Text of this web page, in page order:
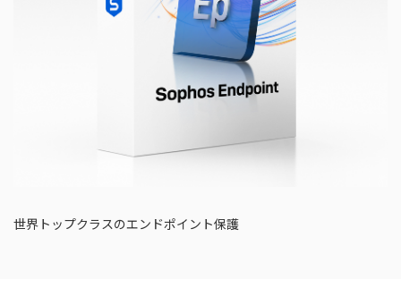
世界トップクラスのエンドポイント保護